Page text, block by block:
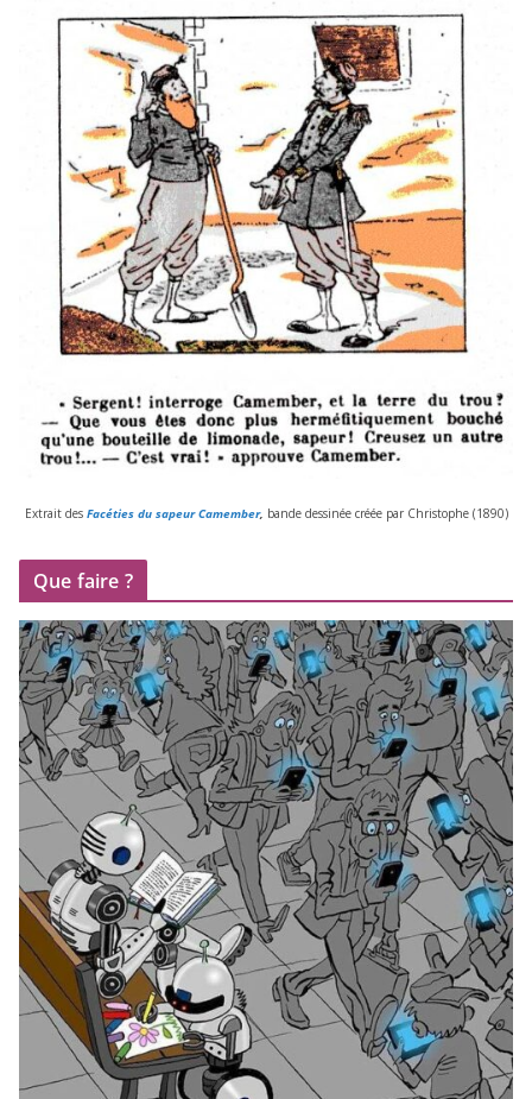
Extrait desFacéties du sapeur Camember, bande des­si­née créée par Christophe (1890)
Que faire ?